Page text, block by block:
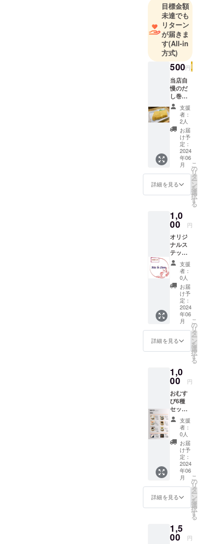
目標金額
未達でも
リターン
が届きま
す(All-in
方式)
500円
当店自
慢のだ
し巻き1
本引換
券(600
円相当)
有効期
限 2026
年 6月
支援
者：
2人
お届
け予
定：
2024
年06
月
詳細を見る
こ
の
リ
タ
ー
ン
を
選
択
す
る
1,0
00 円
オリジ
ナルス
テッ
カーと
御礼の
お手
紙、
ショッ
プカー
ドを添
えてお
送りさ
せてい
ただき
ます。
支援
者：
0人
お届
け予
定：
2024
年06
月
詳細を見る
こ
の
リ
タ
ー
ン
を
選
択
す
る
1,0
00 円
おむす
び6種
セット
券。
(1550円
相当) 有
効期
限
2026
年 6月
支援
者：
0人
お届
け予
定：
2024
年06
月
詳細を見る
こ
の
リ
タ
ー
ン
を
選
択
す
る
1,5
00 円